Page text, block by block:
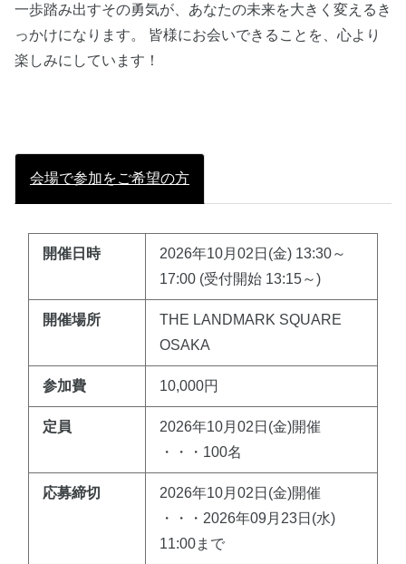
一歩踏み出すその勇気が、あなたの未来を大きく変えるき
っかけになります。 皆様にお会いできることを、心より
楽しみにしています！
会場で参加をご希望の方
開催日時
2026年10月02日(金) 13:30～
17:00 (受付開始 13:15～)
開催場所
THE LANDMARK SQUARE
OSAKA
参加費 10,000円
定員
2026年10月02日(金)開催
・・・100名
応募締切
2026年10月02日(金)開催
・・・2026年09月23日(水)
11:00まで